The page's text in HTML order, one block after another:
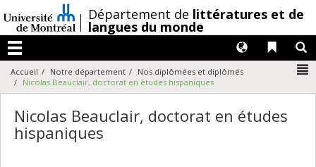
au
contenu
/Département de littératures et de
langues du monde
Menu
Liens
Langues
Accueil Notre département
Nos diplômées et diplômés
Nicolas Beauclair, doctorat en études hispaniques
Nicolas Beauclair, doctorat en études
hispaniques